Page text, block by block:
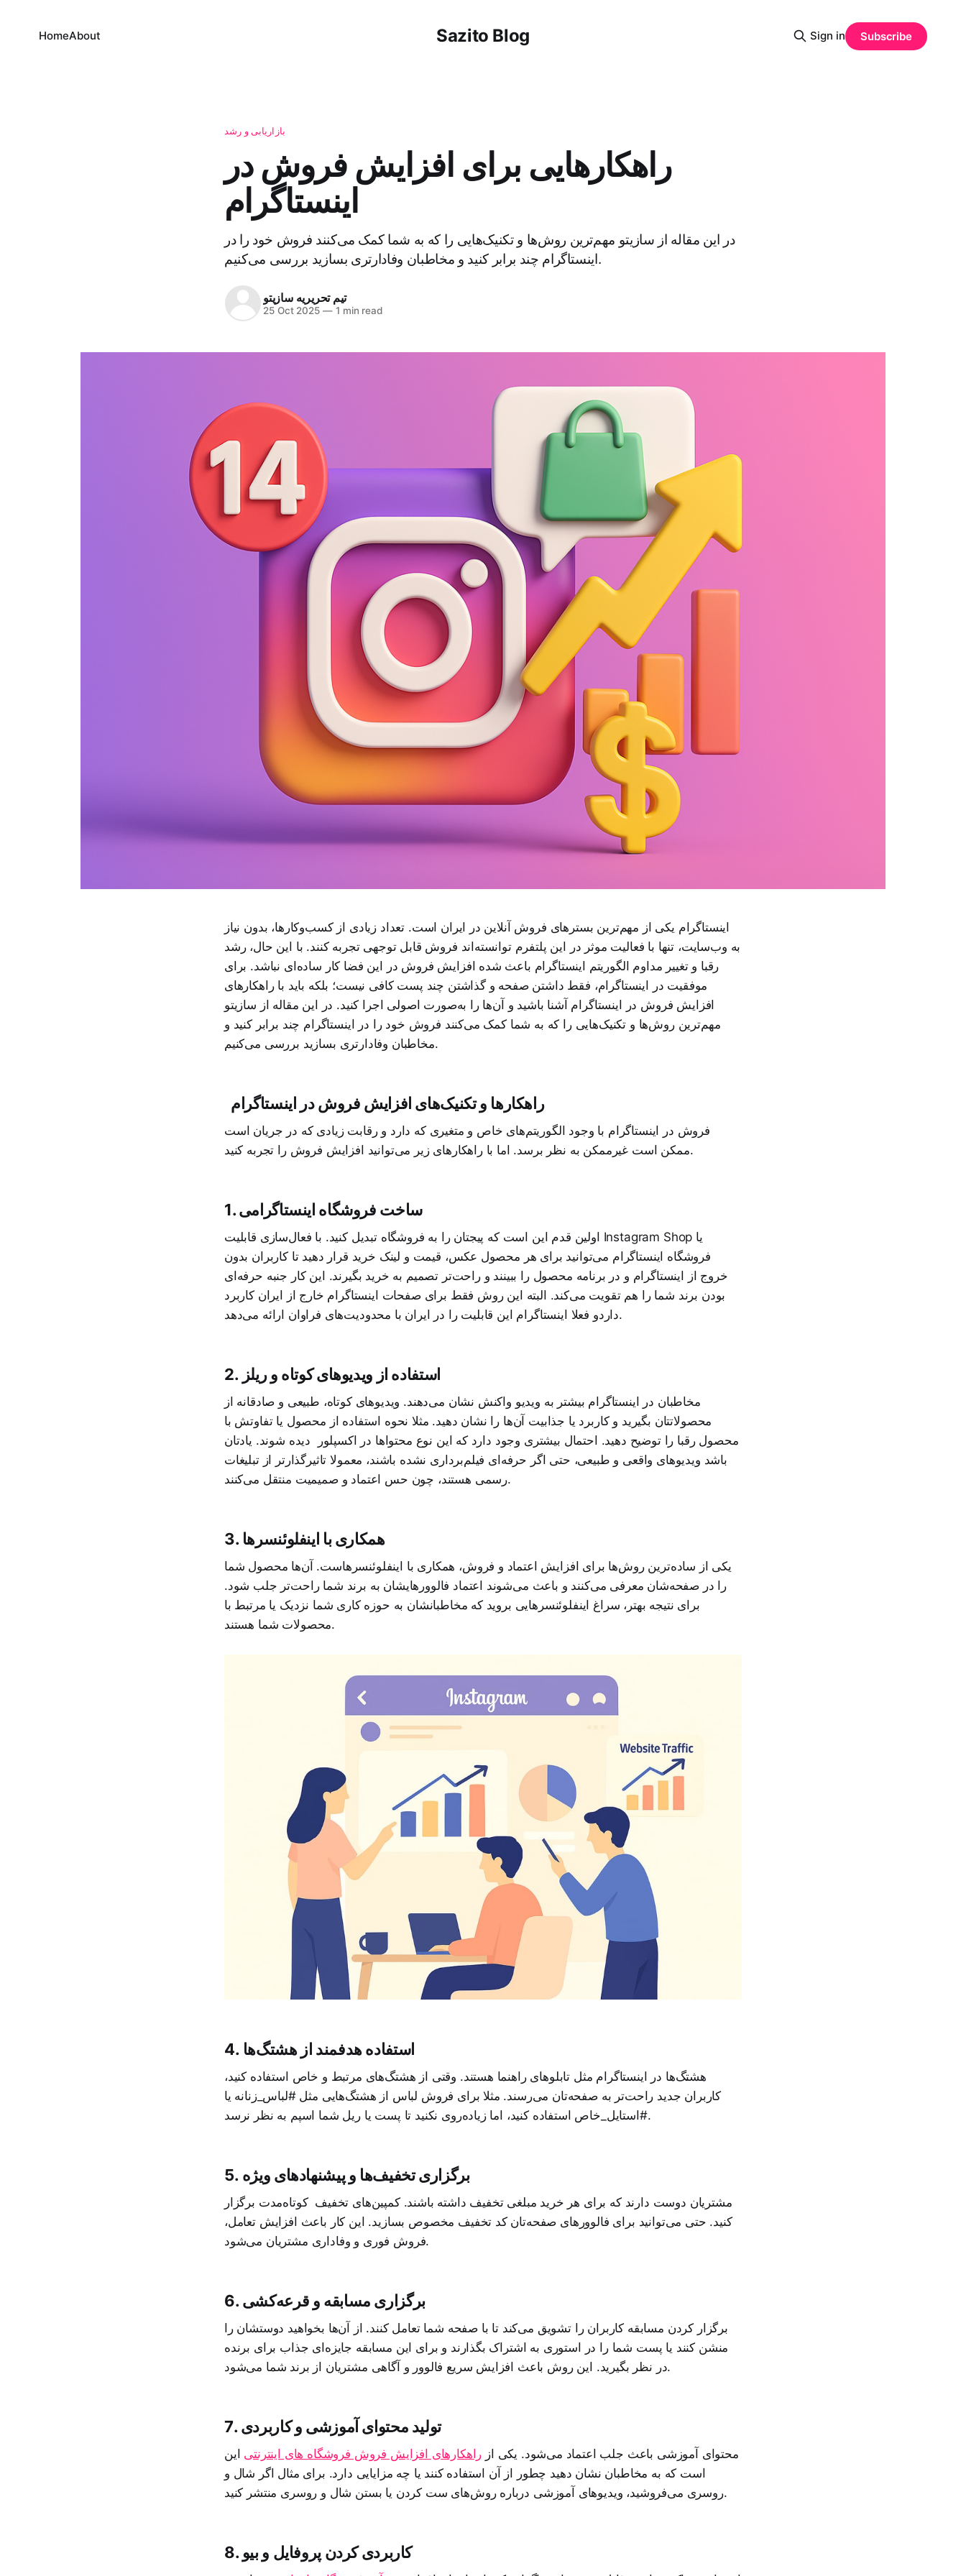
Sazito Blog
HomeAbout Sign in Subscribe
بازاریابی و رشد
راهکارهایی برای افزایش فروش در
اینستاگرام
در این مقاله از سازیتو مهم‌ترین روش‌ها و تکنیک‌هایی را که به شما کمک می‌کنند فروش خود را در
اینستاگرام چند برابر کنید و مخاطبان وفادارتری بسازید بررسی می‌کنیم.
تیم تحریریه سازیتو
25 Oct 2025 —1 min read
اینستاگرام یکی از مهم‌ترین بسترهای فروش آنلاین در ایران است. تعداد زیادی از کسب‌وکارها، بدون نیاز
به وب‌سایت، تنها با فعالیت موثر در این پلتفرم توانسته‌اند فروش قابل توجهی تجربه کنند. با این حال، رشد
رقبا و تغییر مداوم الگوریتم اینستاگرام باعث شده افزایش فروش در این فضا کار ساده‌ای نباشد. برای
موفقیت در اینستاگرام، فقط داشتن صفحه و گذاشتن چند پست کافی نیست؛ بلکه باید با راهکارهای
افزایش فروش در اینستاگرام آشنا باشید و آن‌ها را به‌صورت اصولی اجرا کنید. در این مقاله از سازیتو
مهم‌ترین روش‌ها و تکنیک‌هایی را که به شما کمک می‌کنند فروش خود را در اینستاگرام چند برابر کنید و
مخاطبان وفادارتری بسازید بررسی می‌کنیم.
راهکارها و تکنیک‌های افزایش فروش در اینستاگرام
فروش در اینستاگرام با وجود الگوریتم‌های خاص و متغیری که دارد و رقابت زیادی که در جریان است
ممکن است غیرممکن به نظر برسد. اما با راهکارهای زیر می‌توانید افزایش فروش را تجربه کنید.
1. ساخت فروشگاه اینستاگرامی
اولین قدم این است که پیجتان را به فروشگاه تبدیل کنید. با فعال‌سازی قابلیت Instagram Shop یا
فروشگاه اینستاگرام می‌توانید برای هر محصول عکس، قیمت و لینک خرید قرار دهید تا کاربران بدون
خروج از اینستاگرام و در برنامه محصول را ببینند و راحت‌تر تصمیم به خرید بگیرند. این کار جنبه حرفه‌ای
بودن برند شما را هم تقویت می‌کند. البته این روش فقط برای صفحات اینستاگرام خارج از ایران کاربرد
داردو فعلا اینستاگرام این قابلیت را در ایران با محدودیت‌های فراوان ارائه می‌دهد.
2. استفاده از ویدیوهای کوتاه و ریلز
مخاطبان در اینستاگرام بیشتر به ویدیو واکنش نشان می‌دهند. ویدیوهای کوتاه، طبیعی و صادقانه از
محصولاتتان بگیرید و کاربرد یا جذابیت آن‌ها را نشان دهید. مثلا نحوه استفاده از محصول یا تفاوتش با
محصول رقبا را توضیح دهید. احتمال بیشتری وجود دارد که این نوع محتواها در اکسپلور دیده شوند. یادتان
باشد ویدیوهای واقعی و طبیعی، حتی اگر حرفه‌ای فیلم‌برداری نشده باشند، معمولا تاثیرگذارتر از تبلیغات
رسمی هستند، چون حس اعتماد و صمیمیت منتقل می‌کنند.
3. همکاری با اینفلوئنسرها
یکی از ساده‌ترین روش‌ها برای افزایش اعتماد و فروش، همکاری با اینفلوئنسرهاست. آن‌ها محصول شما
را در صفحه‌شان معرفی می‌کنند و باعث می‌شوند اعتماد فالوورهایشان به برند شما راحت‌تر جلب شود.
برای نتیجه بهتر، سراغ اینفلوئنسرهایی بروید که مخاطبانشان به حوزه کاری شما نزدیک‌ یا مرتبط با
محصولات شما هستند.
4. استفاده هدفمند از هشتگ‌ها
هشتگ‌ها در اینستاگرام مثل تابلوهای راهنما هستند. وقتی از هشتگ‌های مرتبط و خاص استفاده کنید،
کاربران جدید راحت‌تر به صفحه‌تان می‌رسند. مثلا برای فروش لباس از هشتگ‌هایی مثل #لباس_زنانه یا
#استایل_خاص استفاده کنید، اما زیاده‌روی نکنید تا پست یا ریل شما اسپم به نظر نرسد.
5. برگزاری تخفیف‌ها و پیشنهادهای ویژه
مشتریان دوست دارند که برای هر خرید مبلغی تخفیف داشته باشند. کمپین‌های تخفیف کوتاه‌مدت برگزار
کنید. حتی می‌توانید برای فالوورهای صفحه‌تان کد تخفیف مخصوص بسازید. این کار باعث افزایش تعامل،
فروش فوری و وفاداری مشتریان می‌شود.
6. برگزاری مسابقه و قرعه‌کشی
برگزار کردن مسابقه کاربران را تشویق می‌کند تا با صفحه شما تعامل کنند. از آن‌ها بخواهید دوستشان را
منشن کنند یا پست شما را در استوری به اشتراک بگذارند و برای این مسابقه جایزه‌ای جذاب برای برنده
در نظر بگیرید. این روش باعث افزایش سریع فالوور و آگاهی مشتریان از برند شما می‌شود.
7. تولید محتوای آموزشی و کاربردی
محتوای آموزشی باعث جلب اعتماد می‌شود. یکی از راهکارهای افزایش فروش فروشگاه های اینترنتی این
است که به مخاطبان نشان دهید چطور از آن استفاده کنند یا چه مزایایی دارد. برای مثال اگر شال و
روسری می‌فروشید، ویدیوهای آموزشی درباره روش‌های ست کردن یا بستن شال و روسری منتشر کنید.
8. کاربردی کردن پروفایل و بیو